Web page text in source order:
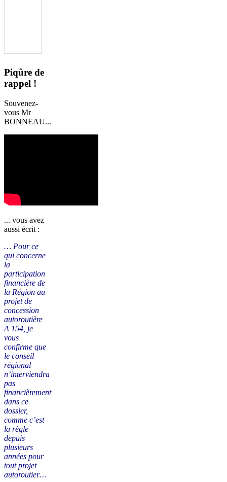
Piqûre de
rappel !
Souvenez-
vous Mr
BONNEAU...
... vous avez
aussi écrit :
… Pour ce
qui concerne
la
participation
financière de
la Région au
projet de
concession
autoroutière
A 154, je
vous
confirme que
le conseil
régional
n’interviendra
pas
financièrement
dans ce
dossier,
comme c’est
la règle
depuis
plusieurs
années pour
tout projet
autoroutier…